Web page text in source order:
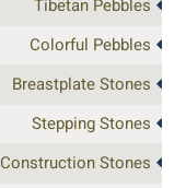
Tibetan Pebbles
Colorful Pebbles
Breastplate Stones
Stepping Stones
Construction Stones